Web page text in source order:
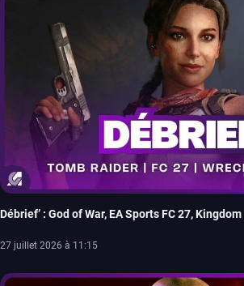
Débrief’ : God of War, EA Sports FC 27,
27 juillet 2026 à 11:15